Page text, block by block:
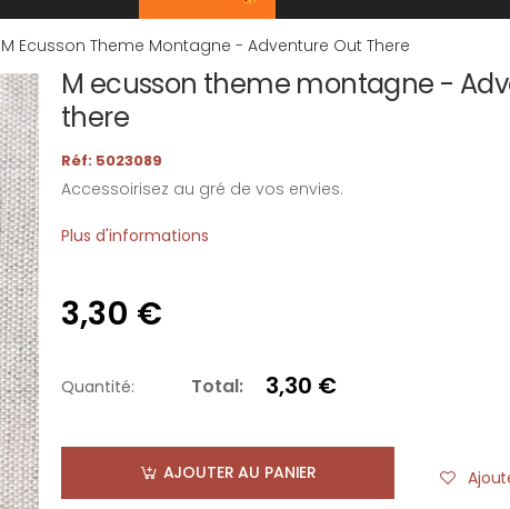
M Ecusson Theme Montagne - Adventure Out There
M ecusson theme montagne -
there
Réf: 5023089
Accessoirisez au gré de vos envies.
Plus d'informations
3,30 €
Quantité: Total: 3,30 €
AJOUTER AU PANIER